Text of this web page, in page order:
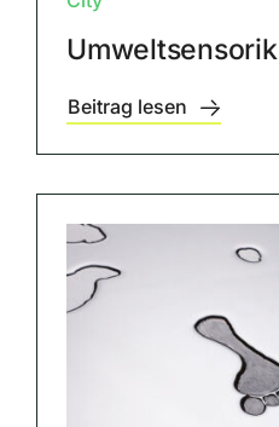
Umweltsensorik
Beitrag lesen